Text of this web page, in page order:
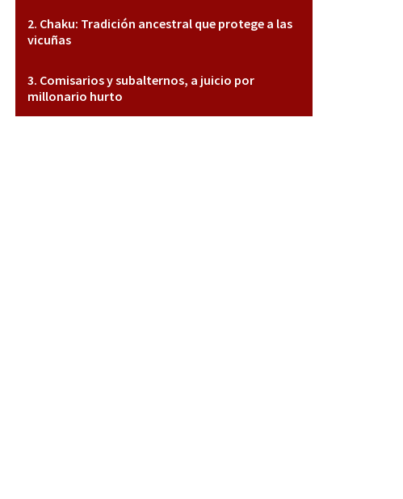
Chaku: Tradición ancestral que protege a las
vicuñas
Comisarios y subalternos, a juicio por
millonario hurto